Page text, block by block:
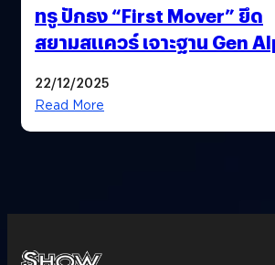
ทรู ปักธง “First Mover” ยึด
สยามสแควร์ เจาะฐาน Gen
ยุคถัดไป
22/12/2025
Read More